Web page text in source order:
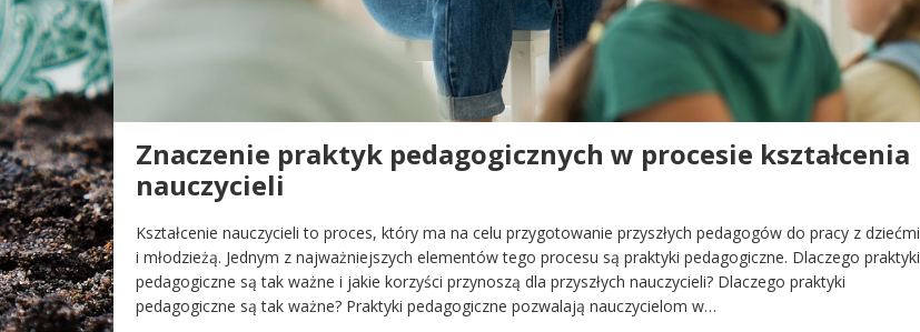
Znaczenie praktyk pedagogicznych w procesie kształcenia
nauczycieli
Kształcenie nauczycieli to proces, który ma na celu przygotowanie przyszłych pedagogów do pracy z dziećmi
i młodzieżą. Jednym z najważniejszych elementów tego procesu są praktyki pedagogiczne. Dlaczego praktyki
pedagogiczne są tak ważne i jakie korzyści przynoszą dla przyszłych nauczycieli? Dlaczego praktyki
pedagogiczne są tak ważne? Praktyki pedagogiczne pozwalają nauczycielom w…